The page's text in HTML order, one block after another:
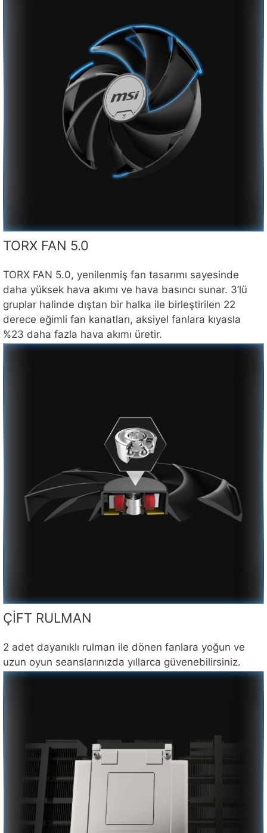
TORX FAN 5.0
TORX FAN 5.0, yenilenmiş fan tasarımı sayesinde
daha yüksek hava akımı ve hava basıncı sunar. 3’lü
gruplar halinde dıştan bir halka ile birleştirilen 22
derece eğimli fan kanatları, aksiyel fanlara kıyasla
%23 daha fazla hava akımı üretir.
ÇİFT RULMAN
2 adet dayanıklı rulman ile dönen fanlara yoğun ve
uzun oyun seanslarınızda yıllarca güvenebilirsiniz.